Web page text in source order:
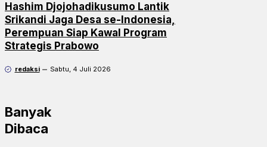
Hashim Djojohadikusumo Lantik
Srikandi Jaga Desa se-Indonesia,
Perempuan Siap Kawal Program
Strategis Prabowo
redaksi Sabtu, 4 Juli 2026
Banyak
Dibaca